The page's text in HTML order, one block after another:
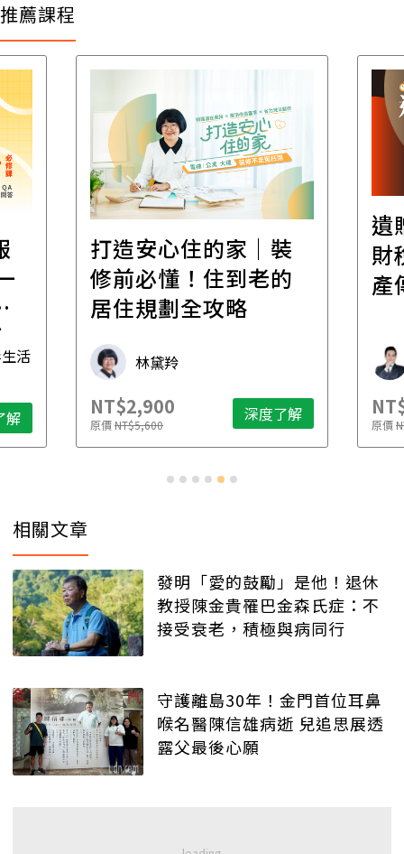
推薦課程
活
解
打造安心住的家｜裝
修前必懂！住到老的
居住規劃全攻略
林黛羚
NT$2,900
原價NT$5,600 深度了解
遺
財
產
原價
相關文章
發明「愛的鼓勵」是他！退休
教授陳金貴罹巴金森氏症：不
接受衰老，積極與病同行
守護離島30年！金門首位耳鼻
喉名醫陳信雄病逝 兒追思展透
露父最後心願